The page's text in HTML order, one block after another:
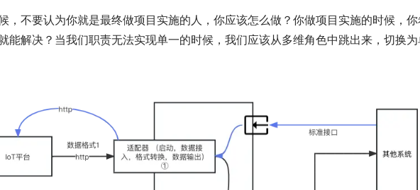
，不要认为你就是最终做项目实施的人，你应该怎么做？你做项目实施的时候，你
能解决？当我们职责无法实现单一的时候，我们应该从多维角色中跳出来，切换为